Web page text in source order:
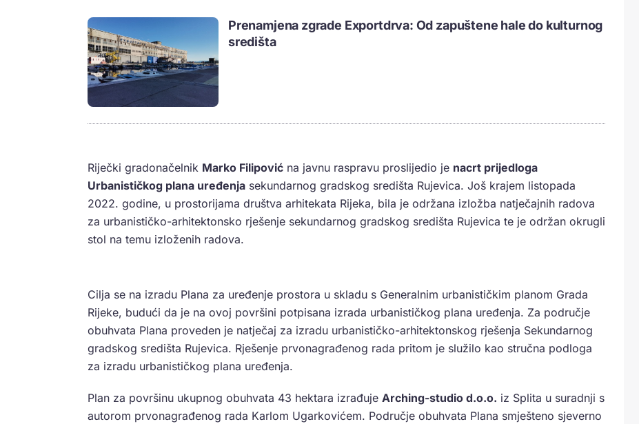
Prenamjena zgrade Exportdrva: Od zapuštene hale do kulturnog
središta
Riječki gradonačelnik Marko Filipović na javnu raspravu proslijedio je nacrt prijedloga
Urbanističkog plana uređenja sekundarnog gradskog središta Rujevica. Još krajem listopada
2022. godine, u prostorijama društva arhitekata Rijeka, bila je održana izložba natječajnih radova
za urbanističko-arhitektonsko rješenje sekundarnog gradskog središta Rujevica te je održan okrugli
stol na temu izloženih radova.
Cilja se na izradu Plana za uređenje prostora u skladu s Generalnim urbanističkim planom Grada
Rijeke, budući da je na ovoj površini potpisana izrada urbanističkog plana uređenja. Za područje
obuhvata Plana proveden je natječaj za izradu urbanističko-arhitektonskog rješenja Sekundarnog
gradskog središta Rujevica. Rješenje prvonagrađenog rada pritom je služilo kao stručna podloga
za izradu urbanističkog plana uređenja.
Plan za površinu ukupnog obuhvata 43 hektara izrađuje Arching-studio d.o.o. iz Splita u suradnji s
autorom prvonagrađenog rada Karlom Ugarkovićem. Područje obuhvata Plana smješteno sjeverno